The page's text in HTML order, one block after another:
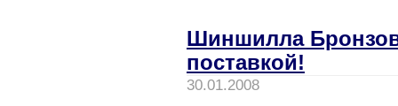
Шиншилла
поставкой!
30.01.2008